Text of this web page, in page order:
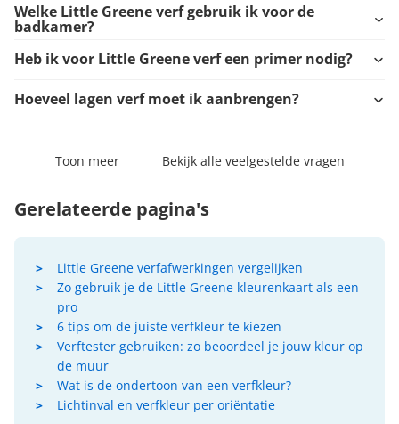
Welke Little Greene verf gebruik ik voor de
badkamer?
Heb ik voor Little Greene verf een primer nodig?
Hoeveel lagen verf moet ik aanbrengen?
Toon meer Bekijk alle veelgestelde vragen
Gerelateerde pagina's
Little Greene verfafwerkingen vergelijken
Zo gebruik je de Little Greene kleurenkaart als een
pro
6 tips om de juiste verfkleur te kiezen
Verftester gebruiken: zo beoordeel je jouw kleur op
de muur
Wat is de ondertoon van een verfkleur?
Lichtinval en verfkleur per oriëntatie